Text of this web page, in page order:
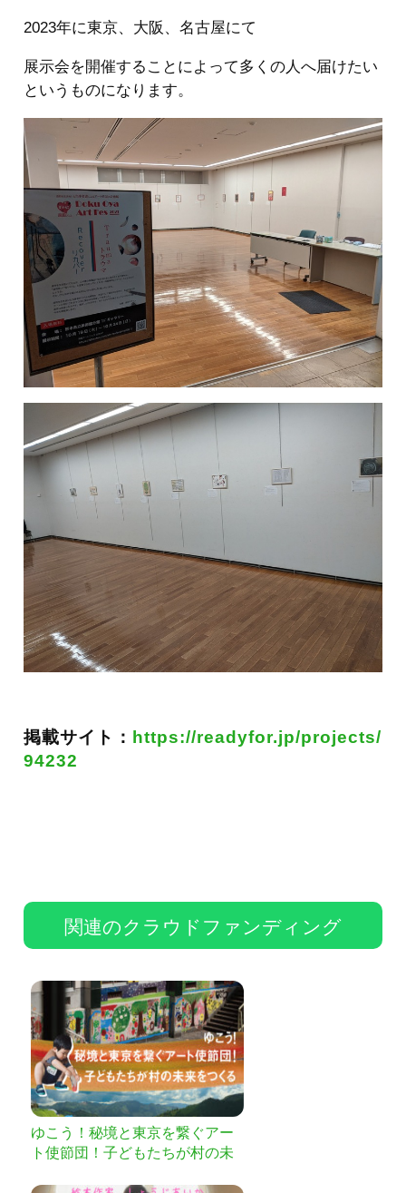
2023年に東京、大阪、名古屋にて
展示会を開催することによって多くの人へ届けたい
というものになります。
掲載サイト： https://readyfor.jp/projects/
94232
関連のクラウドファンディング
ゆこう！秘境と東京を繋ぐアー
ト使節団！子どもたちが村の未